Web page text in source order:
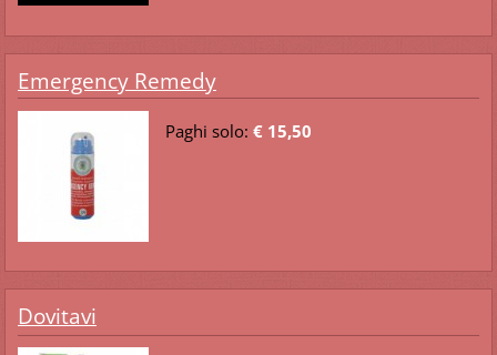
Emergency Remedy
Paghi solo: € 15,50
Dovitavi